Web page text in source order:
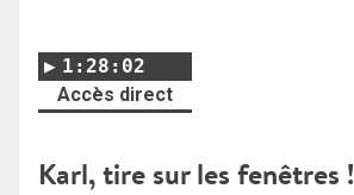
1:28:02
Accès direct
Karl, tire sur les fenêtres !